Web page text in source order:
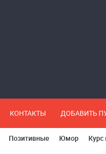
КОНТАКТЫ ДОБАВИТЬ
Позитивные Юмор